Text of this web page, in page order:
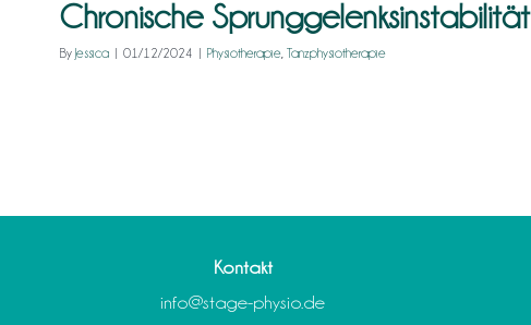
Chronische Sprunggelenksinstabilität
By Jessica | 01/12/2024 | Physiotherapie Tanzphysiotherapie
Kontakt
info@stage-physio.de